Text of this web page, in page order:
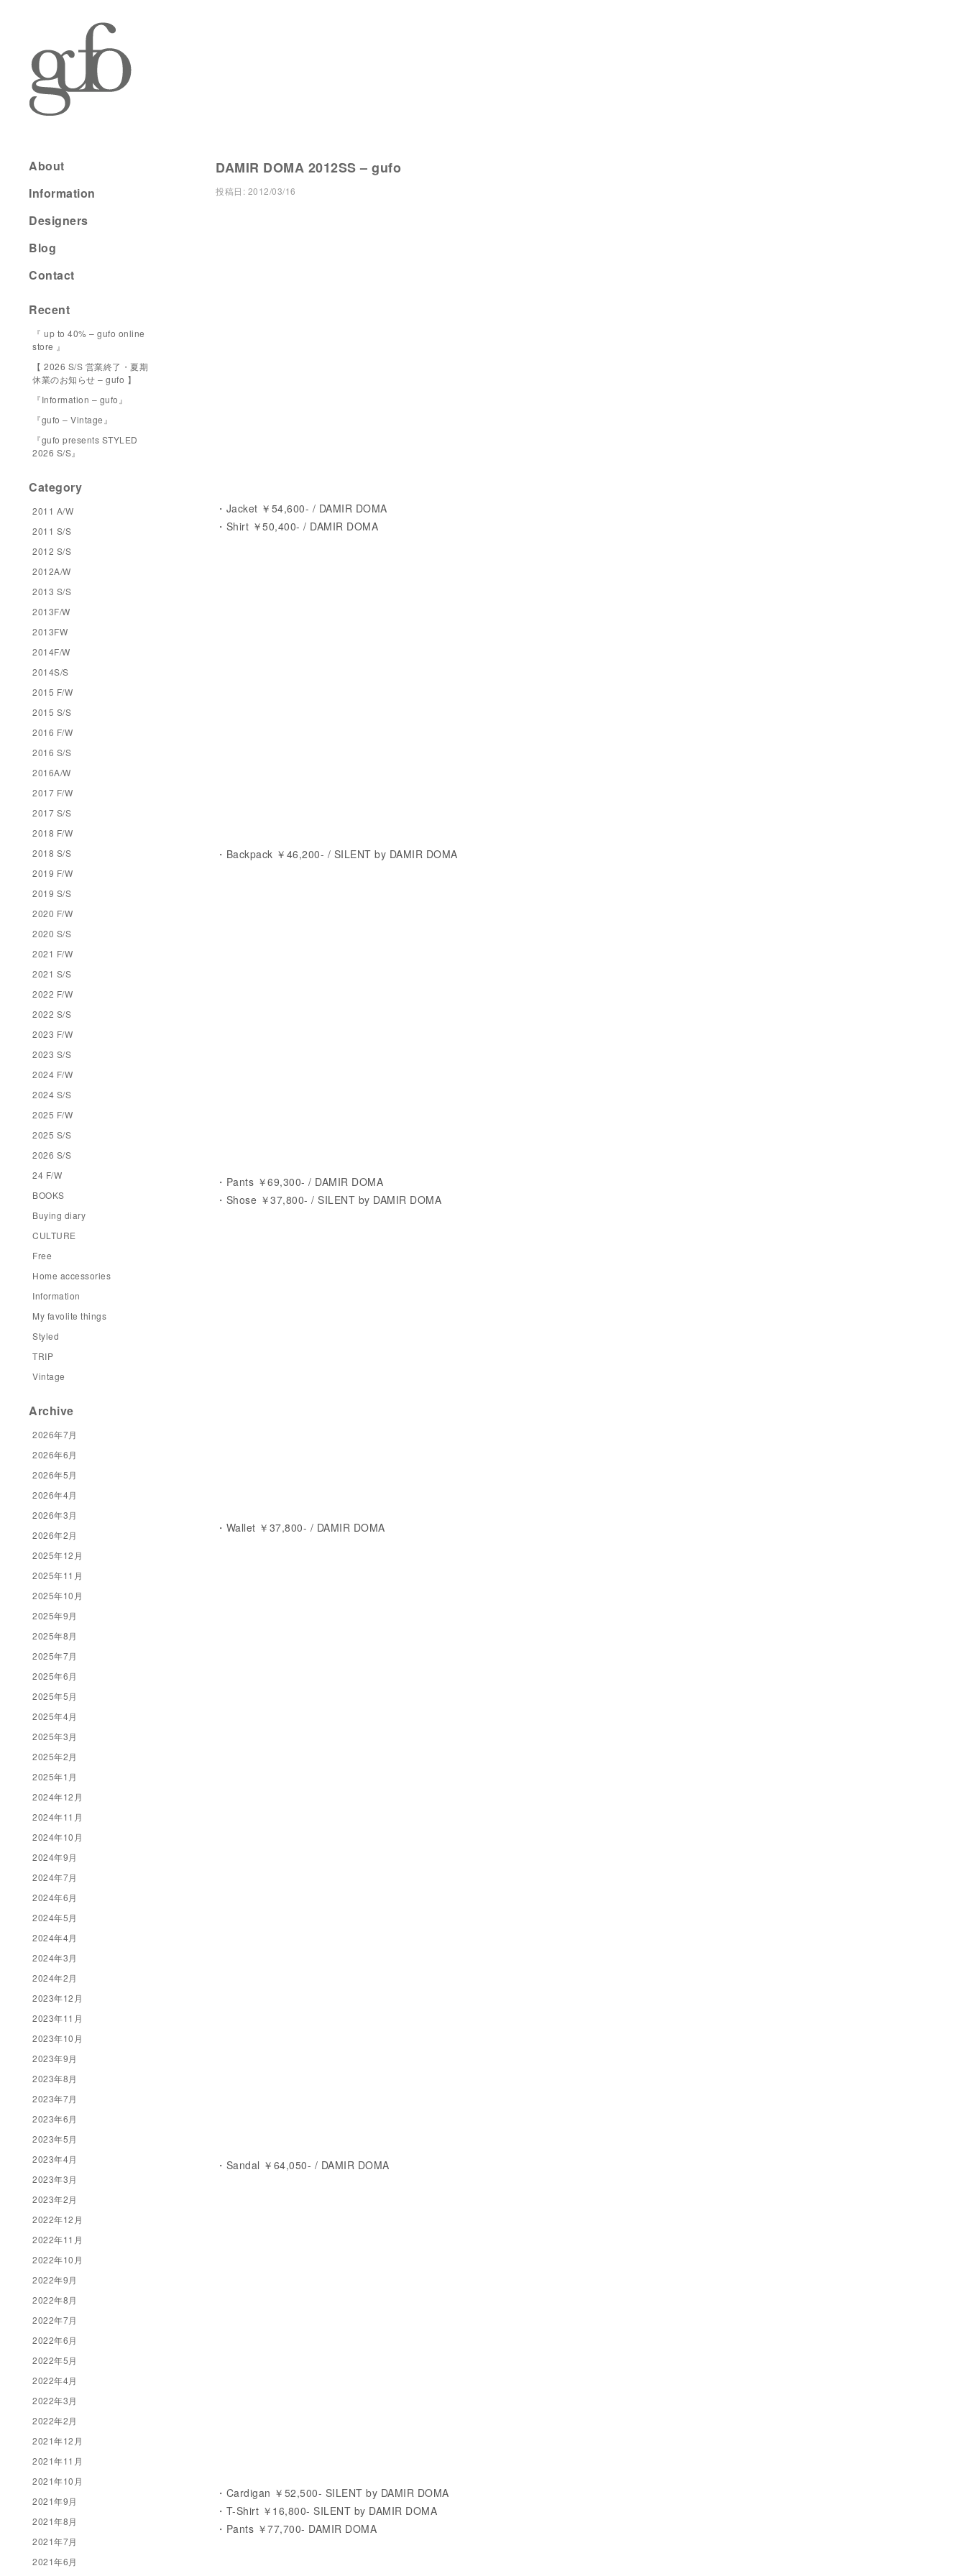
DAMIR DOMA 2012SS – gufo
投稿日: 2012/03/16
・Jacket ￥54,600- / DAMIR DOMA
・Shirt ￥50,400- / DAMIR DOMA
・Backpack ￥46,200- / SILENT by DAMIR DOMA
・Pants ￥69,300- / DAMIR DOMA
・Shose ￥37,800- / SILENT by DAMIR DOMA
・Wallet ￥37,800- / DAMIR DOMA
・Sandal ￥64,050- / DAMIR DOMA
・Cardigan ￥52,500- SILENT by DAMIR DOMA
・T-Shirt ￥16,800- SILENT by DAMIR DOMA
・Pants ￥77,700- DAMIR DOMA
About
Information
Designers
Blog
Contact
Recent
『 up to 40% – gufo online
store 』
【 2026 S/S 営業終了・夏期
休業のお知らせ – gufo 】
『Information – gufo』
『gufo – Vintage』
『gufo presents STYLED
2026 S/S』
Category
2011 A/W
2011 S/S
2012 S/S
2012A/W
2013 S/S
2013F/W
2013FW
2014F/W
2014S/S
2015 F/W
2015 S/S
2016 F/W
2016 S/S
2016A/W
2017 F/W
2017 S/S
2018 F/W
2018 S/S
2019 F/W
2019 S/S
2020 F/W
2020 S/S
2021 F/W
2021 S/S
2022 F/W
2022 S/S
2023 F/W
2023 S/S
2024 F/W
2024 S/S
2025 F/W
2025 S/S
2026 S/S
24 F/W
BOOKS
Buying diary
CULTURE
Free
Home accessories
Information
My favolite things
Styled
TRIP
Vintage
Archive
2026年7月
2026年6月
2026年5月
2026年4月
2026年3月
2026年2月
2025年12月
2025年11月
2025年10月
2025年9月
2025年8月
2025年7月
2025年6月
2025年5月
2025年4月
2025年3月
2025年2月
2025年1月
2024年12月
2024年11月
2024年10月
2024年9月
2024年7月
2024年6月
2024年5月
2024年4月
2024年3月
2024年2月
2023年12月
2023年11月
2023年10月
2023年9月
2023年8月
2023年7月
2023年6月
2023年5月
2023年4月
2023年3月
2023年2月
2022年12月
2022年11月
2022年10月
2022年9月
2022年8月
2022年7月
2022年6月
2022年5月
2022年4月
2022年3月
2022年2月
2021年12月
2021年11月
2021年10月
2021年9月
2021年8月
2021年7月
2021年6月